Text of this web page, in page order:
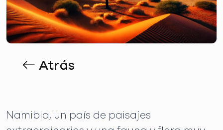
Atrás
Namibia, un país de paisajes